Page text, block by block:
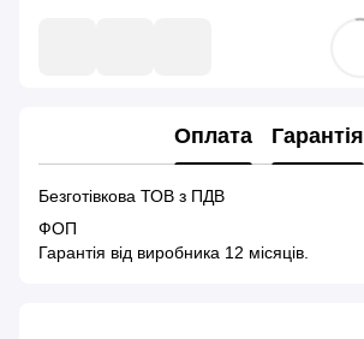
Оплата Гарантія
Безготівкова ТОВ з ПДВ
ФОП
Гарантія від виробника 12 місяців.